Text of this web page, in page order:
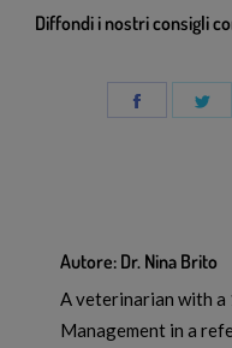
Diffondi i nostri consigli
Autore: Dr. Nina Brito
A veterinarian with a
Management in a